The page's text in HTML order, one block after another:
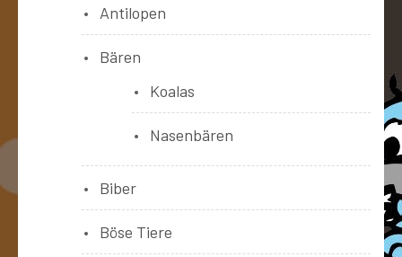
Antilopen
Bären
Koalas
Nasenbären
Biber
Böse Tiere